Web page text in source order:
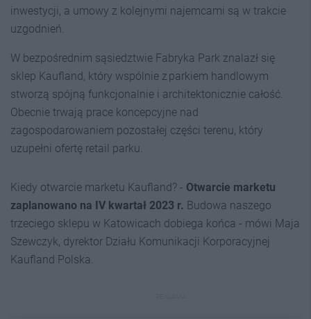
inwestycji, a umowy z kolejnymi najemcami są w trakcie
uzgodnień.
W bezpośrednim sąsiedztwie Fabryka Park znalazł się
sklep Kaufland, który wspólnie z parkiem handlowym
stworzą spójną funkcjonalnie i architektonicznie całość.
Obecnie trwają prace koncepcyjne nad
zagospodarowaniem pozostałej części terenu, który
uzupełni ofertę retail parku.
Kiedy otwarcie marketu Kaufland? - Otwarcie marketu
zaplanowano na IV kwartał 2023 r. Budowa naszego
trzeciego sklepu w Katowicach dobiega końca - mówi Maja
Szewczyk, dyrektor Działu Komunikacji Korporacyjnej
Kaufland Polska.